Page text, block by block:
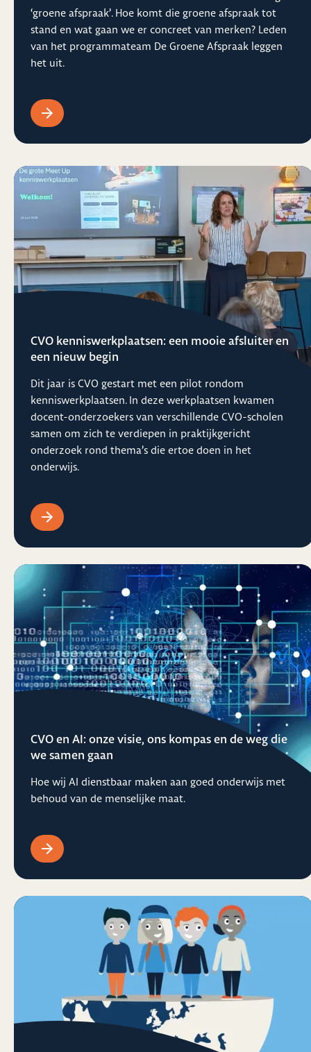
‘groene afspraak’. Hoe komt die groene afspraak tot
stand en wat gaan we er concreet van merken? Leden
van het programmateam De Groene Afspraak leggen
het uit.
CVO kenniswerkplaatsen: een mooie afsluiter en
een nieuw begin
Dit jaar is CVO gestart met een pilot rondom
kenniswerkplaatsen. In deze werkplaatsen kwamen
docent-onderzoekers van verschillende CVO-scholen
samen om zich te verdiepen in praktijkgericht
onderzoek rond thema’s die ertoe doen in het
onderwijs.
CVO en AI: onze visie, ons kompas en de weg die
we samen gaan
Hoe wij AI dienstbaar maken aan goed onderwijs met
behoud van de menselijke maat.